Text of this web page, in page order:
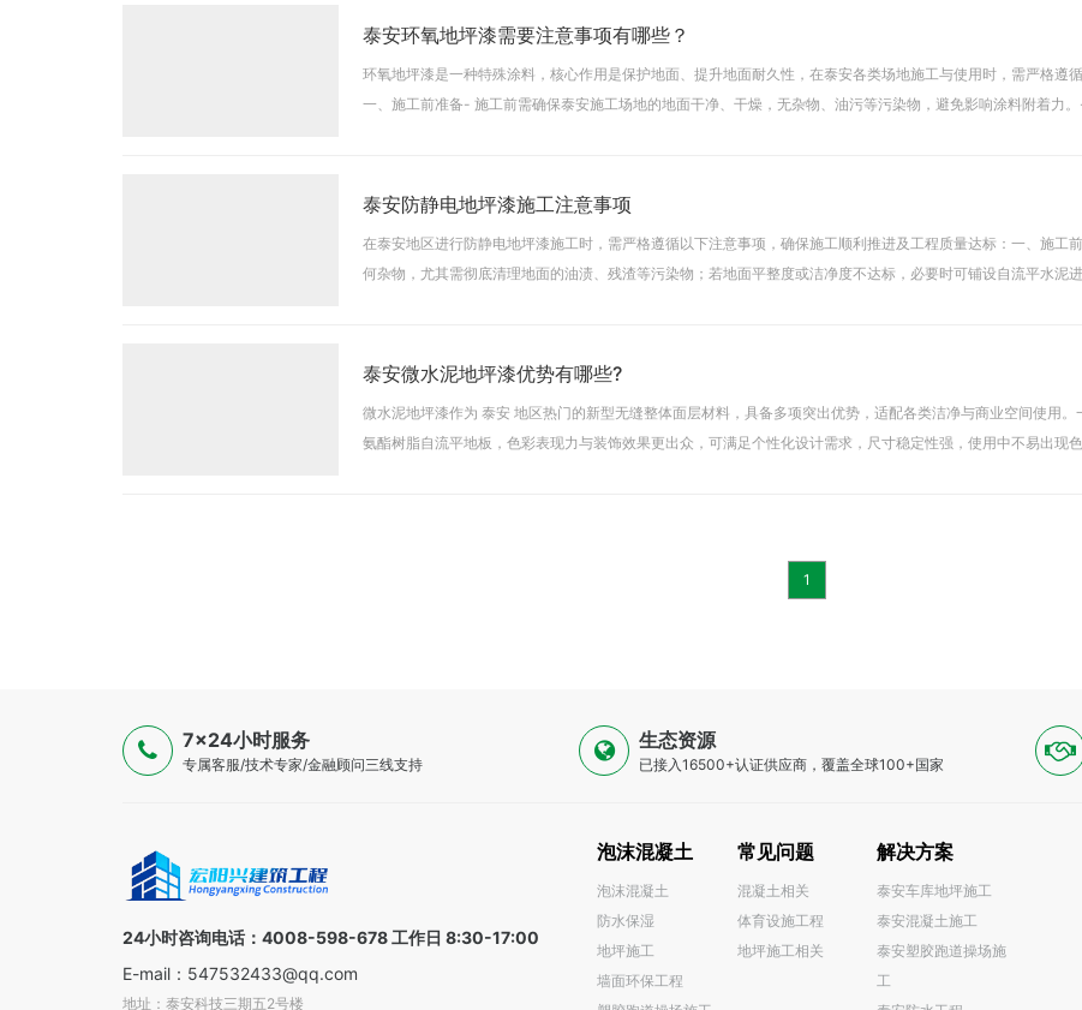
泰安环氧地坪漆需要注意事项有哪些？
环氧地坪漆是一种特殊涂料，核心作用是保护地面、提升地面耐久性，在泰安各类场地施工与使用时，需严格遵
一、施工前准备- 施工前需确保泰安施工场地的地面干净、干燥，无杂物、油污等污染物，避免影响涂料附着力
泰安防静电地坪漆施工注意事项
在泰安地区进行防静电地坪漆施工时，需严格遵循以下注意事项，确保施工顺利推进及工程质量达标：一、施工
何杂物，尤其需彻底清理地面的油渍、残渣等污染物；若地面平整度或洁净度不达标，必要时可铺设自流平水泥
泰安微水泥地坪漆优势有哪些?
微水泥地坪漆作为 泰安 地区热门的新型无缝整体面层材料，具备多项突出优势，适配各类洁净与商业空间使用
氨酯树脂自流平地板，色彩表现力与装饰效果更出众，可满足个性化设计需求，尺寸稳定性强，使用中不易出现
1
7×24小时服务
专属客服/技术专家/金融顾问三线支持
生态资源
已接入16500+认证供应商，覆盖全球100+国家
24小时咨询电话：4008-598-678 工作日 8:30-17:00
E-mail：547532433@qq.com
地址：泰安科技三期五2号楼
泡沫混凝土
泡沫混凝土
防水保湿
地坪施工
墙面环保工程
常见问题
混凝土相关
体育设施工程
地坪施工相关
解决方案
泰安车库地坪施工
泰安混凝土施工
泰安塑胶跑道操场施
工